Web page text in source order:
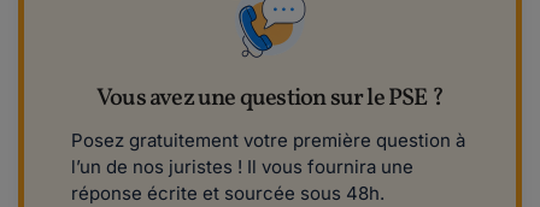
Vous avez une question sur le PSE ?
Posez gratuitement votre première question à
l’un de nos juristes ! Il vous fournira une
réponse écrite et sourcée sous 48h.